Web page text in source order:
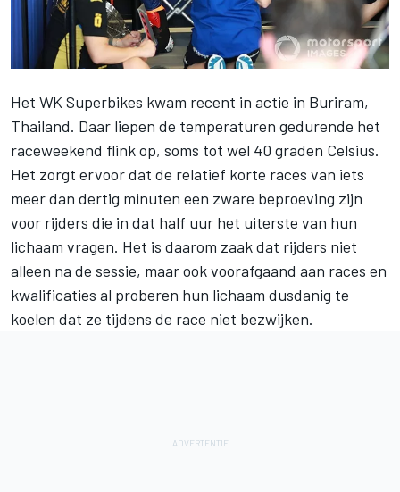
Het WK Superbikes kwam recent in actie in Buriram,
Thailand. Daar liepen de temperaturen gedurende het
raceweekend flink op, soms tot wel 40 graden Celsius.
Het zorgt ervoor dat de relatief korte races van iets
meer dan dertig minuten een zware beproeving zijn
voor rijders die in dat half uur het uiterste van hun
lichaam vragen. Het is daarom zaak dat rijders niet
alleen na de sessie, maar ook voorafgaand aan races en
kwalificaties al proberen hun lichaam dusdanig te
koelen dat ze tijdens de race niet bezwijken.